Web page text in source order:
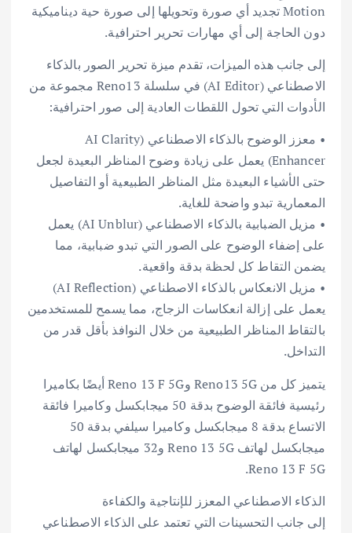
Motion تجديد أي صورة وتحويلها إلى صورة حية ديناميكية
دون الحاجة إلى أي مهارات تحرير احترافية.
إلى جانب هذه الميزات، تقدم ميزة تحرير الصور بالذكاء
الاصطناعي (AI Editor) في سلسلة Reno13 مجموعة من
الأدوات التي تحول اللقطات العادية إلى صور احترافية:
• معزز الوضوح بالذكاء الاصطناعي (AI Clarity
Enhancer) يعمل على زيادة وضوح المناظر البعيدة لجعل
حتى الأشياء البعيدة مثل المناظر الطبيعية أو التفاصيل
المعمارية تبدو واضحة للغاية.
• مزيل الضبابية بالذكاء الاصطناعي (AI Unblur) يعمل
على إضفاء الوضوح على الصور التي تبدو ضبابية، مما
يضمن التقاط كل لحظة بدقة واقعية.
• مزيل الانعكاس بالذكاء الاصطناعي (AI Reflection)
يعمل على إزالة انعكاسات الزجاج، مما يسمح للمستخدمين
بالتقاط المناظر الطبيعية من خلال النوافذ بأقل قدر من
التداخل.
يتميز كل من Reno13 5G وReno 13 F 5G أيضًا بكاميرا
رئيسية فائقة الوضوح بدقة 50 ميجابكسل وكاميرا فائقة
الاتساع بدقة 8 ميجابكسل وكاميرا سيلفي بدقة 50
ميجابكسل لهاتف Reno 13 5G و32 ميجابكسل لهاتف
Reno 13 F 5G.
الذكاء الاصطناعي المعزز للإنتاجية والكفاءة
إلى جانب التحسينات التي تعتمد على الذكاء الاصطناعي